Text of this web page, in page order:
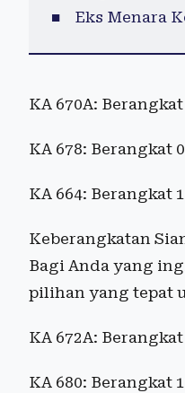
Eks Menara
KA 670A:
KA 678: Berangkat
KA 664: Berangkat
Keberangkatan
Bagi Anda yang
pilihan yang tepat
KA 672A:
KA 680: Berangkat